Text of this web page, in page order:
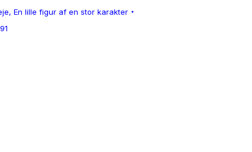
, En lille figur af en stor karakter